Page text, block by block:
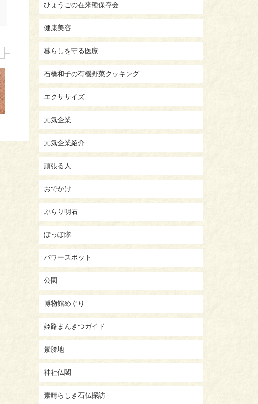
ひょうごの在来種保存会
健康美容
暮らしを守る医療
石橋和子の有機野菜クッキング
エクササイズ
元気企業
元気企業紹介
頑張る人
おでかけ
ぶらり明石
ぽっぽ隊
パワースポット
公園
博物館めぐり
姫路まんきつガイド
景勝地
神社仏閣
素晴らしき石仏探訪